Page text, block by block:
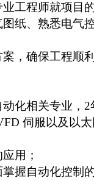
工程师就项目
纸、熟悉电气
，确保工程顺
化相关专业， 2
伺服以及以太
用；
握自动化控制